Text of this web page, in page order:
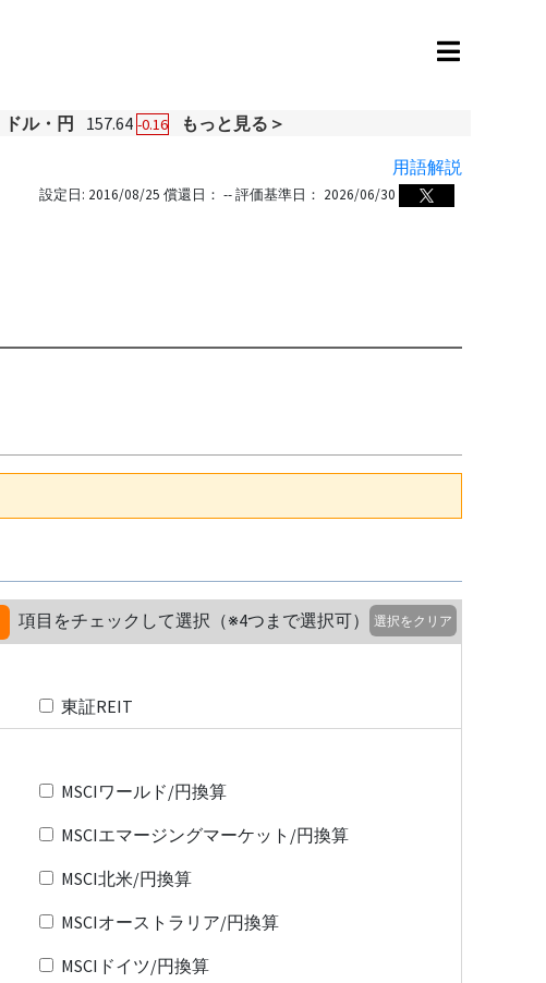
ドル・円 157.64 -0.16
もっと見る＞
用語解説
設定日: 2016/08/25 償還日： -- 評価基準日： 2026/06/30
項目をチェックして選択（※4つまで選択可） 選択をクリア
東証REIT
MSCIワールド/円換算
MSCIエマージングマーケット/円換算
MSCI北米/円換算
MSCIオーストラリア/円換算
MSCIドイツ/円換算